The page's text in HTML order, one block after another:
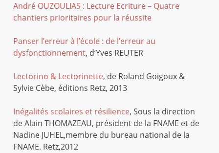
André OUZOULIAS : Lecture Ecriture – Quatre
chantiers prioritaires pour la réussite
Panser l’erreur à l’école : de l’erreur au
dysfonctionnement, d’Yves REUTER
Lectorino & Lectorinette, de Roland Goigoux &
Sylvie Cèbe, éditions Retz, 2013
Inégalités scolaires et résilience, Sous la direction
de Alain THOMAZEAU, président de la FNAME et de
Nadine JUHEL,membre du bureau national de la
FNAME. Retz,2012